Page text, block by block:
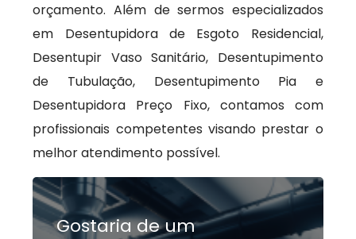
orçamento. Além de sermos especializados
em Desentupidora de Esgoto Residencial,
Desentupir Vaso Sanitário, Desentupimento
de Tubulação, Desentupimento Pia e
Desentupidora Preço Fixo, contamos com
profissionais competentes visando prestar o
melhor atendimento possível.
Gostaria de um